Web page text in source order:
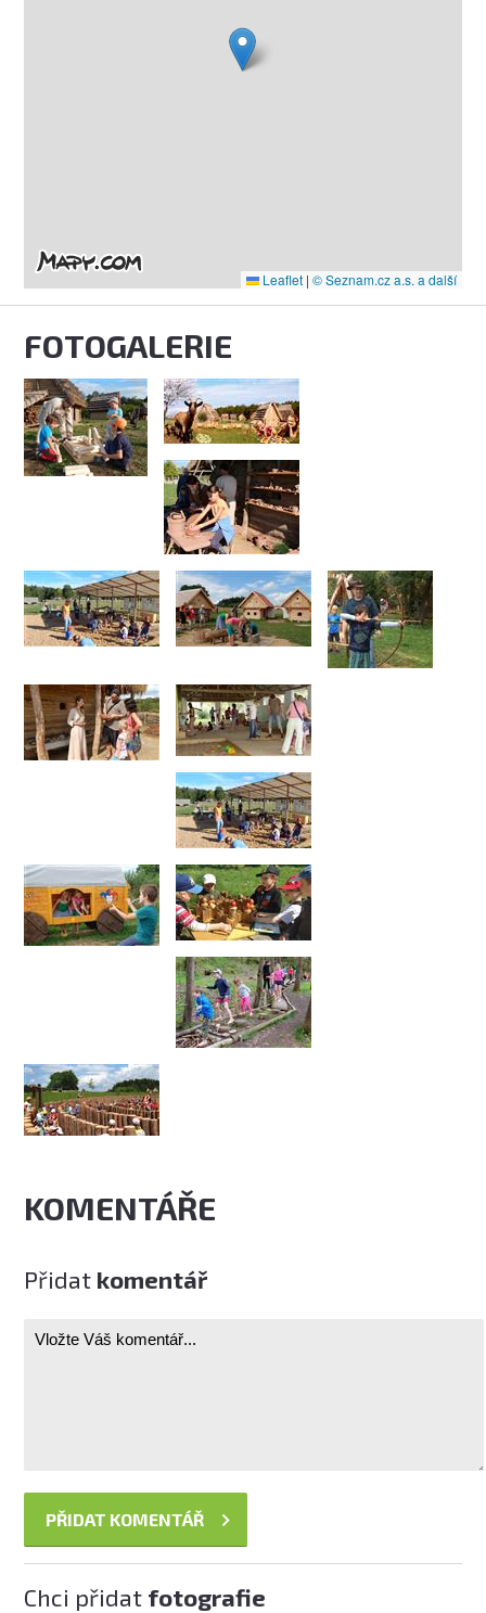
Leaflet | © Seznam.cz a.s. a další
FOTOGALERIE
KOMENTÁŘE
Přidat komentář
Chci přidat fotografie